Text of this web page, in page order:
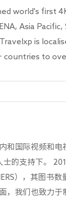
world's first
Asia Pacific,
is
countries to
and a
the pioneer
and
set for UHD
its
和国际视频和电
士的支持下。
），其图书数
，我们也致力于